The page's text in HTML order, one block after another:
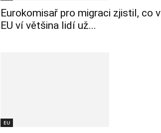
Eurokomisař pro migraci zjistil, co v
EU ví většina lidí už...
EU